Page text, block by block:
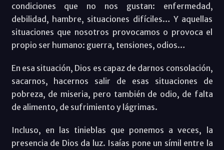
condiciones que no nos gustan: enfermedad,
debilidad, hambre, situaciones difíciles… Y aquellas
situaciones que nosotros provocamos o provoca el
propio ser humano: guerra, tensiones, odios…
En esa situación, Dios es capaz de darnos consolación,
sacarnos, hacernos salir de esas situaciones de
pobreza, de miseria, pero también de odio, de falta
de alimento, de sufrimiento y lágrimas.
Incluso, en las tinieblas que ponemos a veces, la
presencia de Dios da luz. Isaías pone un símil entre la